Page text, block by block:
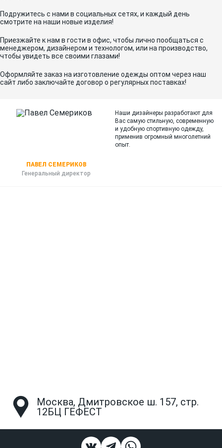
Подружитесь с нами в социальных сетях, и каждый день
смотрите на наши новые изделия!
Приезжайте к нам в гости в офис, чтобы лично пообщаться с
менеджером, дизайнером и технологом, или на производство,
чтобы увидеть все своими глазами!
Оформляйте заказ на изготовление одежды оптом через наш
сайт либо заключайте договор о регулярных поставках!
ПАВЕЛ СЕМЕРИКОВ
Генеральный директор
Наши дизайнеры разработают для
Вас самую стильную, современную
и удобную спортивную одежду,
применив огромный многолетний
опыт.
Москва, Дмитровское ш. 157, стр.
12БЦ ГЕФЕСТ